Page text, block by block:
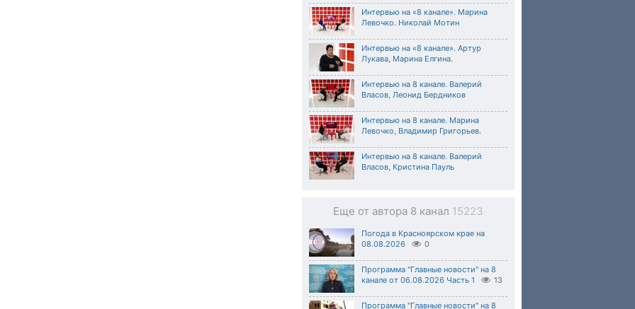
Интервью на «8 канале». Марина
Левочко. Николай Мотин
Интервью на «8 канале». Артур
Лукава, Марина Елгина.
Интервью на 8 канале. Валерий
Власов, Леонид Бердников
Интервью на 8 канале. Марина
Левочко, Владимир Григорьев.
Интервью на 8 канале. Валерий
Власов, Кристина Пауль
Еще от автора 8 канал 15223
Погода в Красноярском крае на
08.08.2026
0
Программа "Главные новости" на 8
канале от 06.08.2026 Часть 1
13
Программа "Главные новости" на 8